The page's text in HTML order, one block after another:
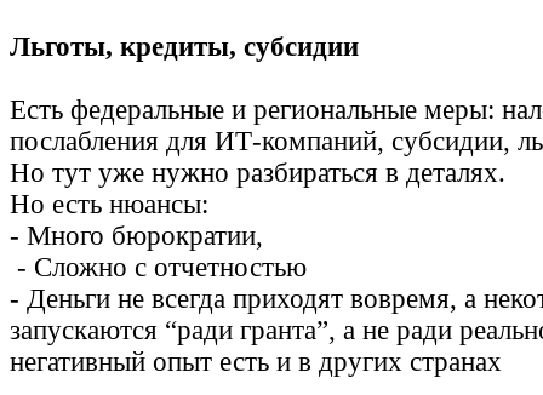
Льготы, кредиты, субсидии
Есть федеральные и региональные меры:
послабления для ИТ-компаний, субсидии,
Но тут уже нужно разбираться в деталях.
Но есть нюансы:
- Много бюрократии,
- Сложно с отчетностью
- Деньги не всегда приходят вовремя, а
запускаются “ради гранта”, а не ради
негативный опыт есть и в других странах